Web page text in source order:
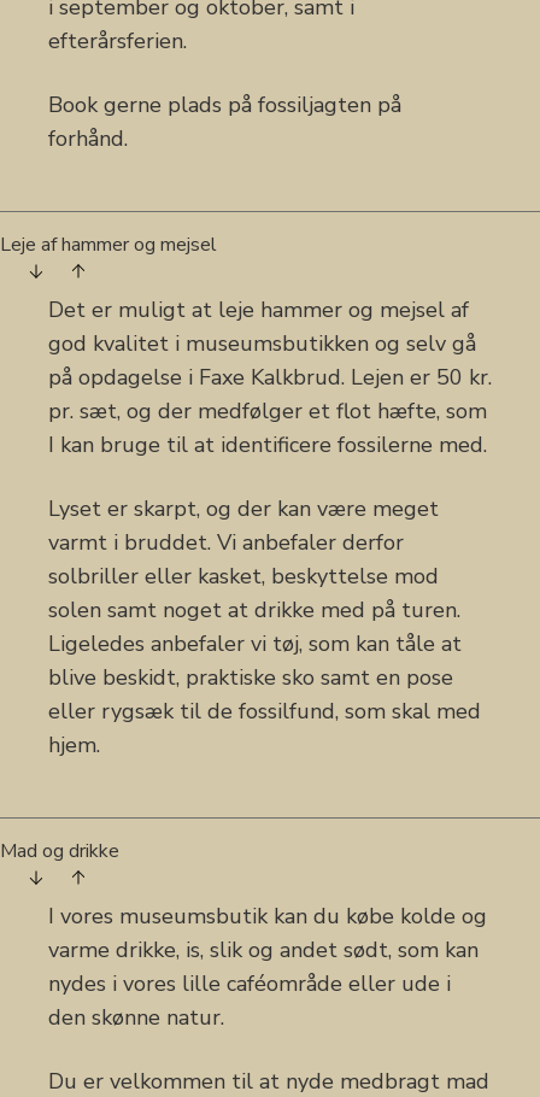
i september og oktober, samt i
efterårsferien.
Book gerne plads på fossiljagten på
forhånd.
Leje af hammer og mejsel
Det er muligt at leje hammer og mejsel af
god kvalitet i museumsbutikken og selv gå
på opdagelse i Faxe Kalkbrud. Lejen er 50 kr.
pr. sæt, og der medfølger et flot hæfte, som
I kan bruge til at identificere fossilerne med.
Lyset er skarpt, og der kan være meget
varmt i bruddet. Vi anbefaler derfor
solbriller eller kasket, beskyttelse mod
solen samt noget at drikke med på turen.
Ligeledes anbefaler vi tøj, som kan tåle at
blive beskidt, praktiske sko samt en pose
eller rygsæk til de fossilfund, som skal med
hjem.
Mad og drikke
I vores museumsbutik kan du købe kolde og
varme drikke, is, slik og andet sødt, som kan
nydes i vores lille caféområde eller ude i
den skønne natur.
Du er velkommen til at nyde medbragt mad